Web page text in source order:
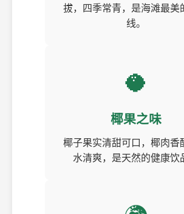
拔，四季常青，是海滩最美
线。
🥥
椰果之味
椰子果实清甜可口，椰肉香
水清爽，是天然的健康饮